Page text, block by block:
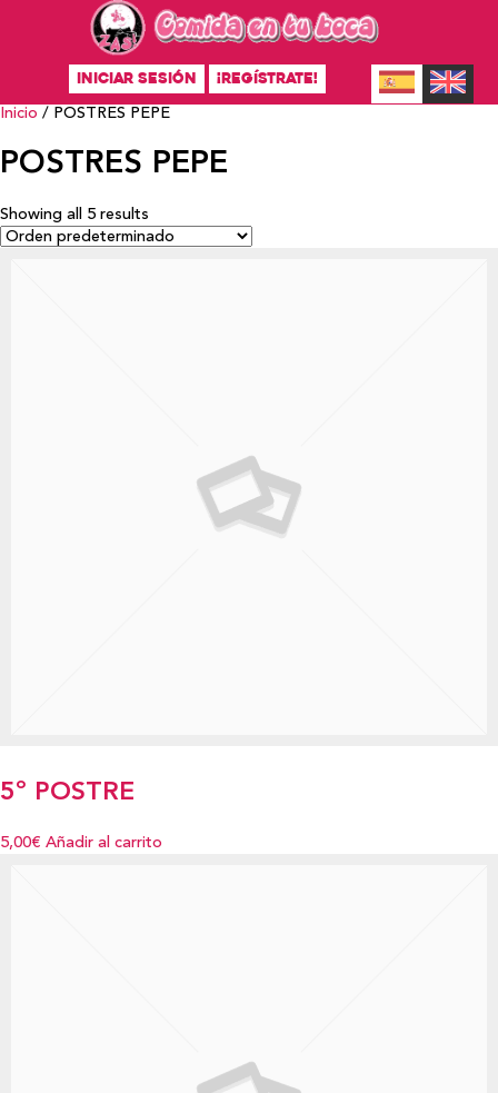
INICIAR SESIÓN ¡REGÍSTRATE!
Inicio / POSTRES PEPE
POSTRES PEPE
Showing all 5 results
5º POSTRE
5,00€ Añadir al carrito